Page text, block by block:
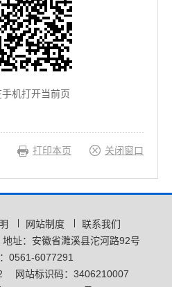
机打开当前页
打印本页 关闭窗口
网站制度
联系我们
地址：安徽省濉溪县沱河路92号
0561-6077291
网站标识码：3406210007